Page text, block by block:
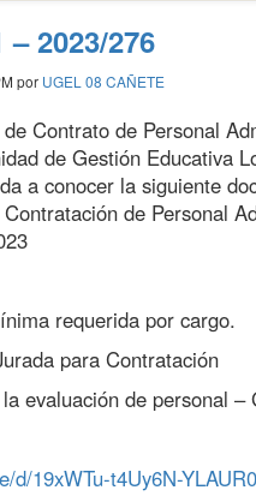
– 2023/276
por UGEL 08 CAÑETE
Contrato de Personal
de Gestión Educativa
a conocer la siguiente
de Personal
requerida por cargo.
para Contratación
evaluación de personal –
d/19xWTu-t4Uy6N-